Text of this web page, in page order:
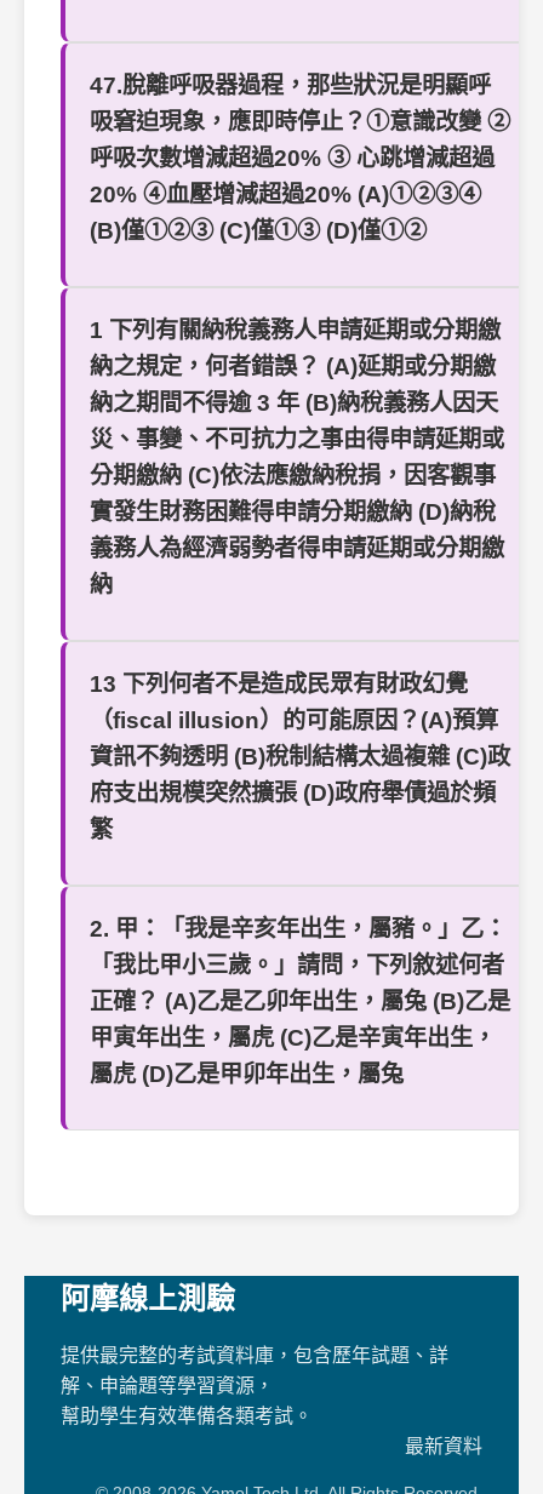
47.脫離呼吸器過程，那些狀況是明顯呼
吸窘迫現象，應即時停止？①意識改變 ②
呼吸次數增減超過20% ③ 心跳增減超過
20% ④血壓增減超過20% (A)①②③④
(B)僅①②③ (C)僅①③ (D)僅①②
1 下列有關納稅義務人申請延期或分期繳
納之規定，何者錯誤？ (A)延期或分期繳
納之期間不得逾 3 年 (B)納稅義務人因天
災、事變、不可抗力之事由得申請延期或
分期繳納 (C)依法應繳納稅捐，因客觀事
實發生財務困難得申請分期繳納 (D)納稅
義務人為經濟弱勢者得申請延期或分期繳
納
13 下列何者不是造成民眾有財政幻覺
（fiscal illusion）的可能原因？(A)預算
資訊不夠透明 (B)稅制結構太過複雜 (C)政
府支出規模突然擴張 (D)政府舉債過於頻
繁
2. 甲：「我是辛亥年出生，屬豬。」乙：
「我比甲小三歲。」請問，下列敘述何者
正確？ (A)乙是乙卯年出生，屬兔 (B)乙是
甲寅年出生，屬虎 (C)乙是辛寅年出生，
屬虎 (D)乙是甲卯年出生，屬兔
阿摩線上測驗
提供最完整的考試資料庫，包含歷年試題、詳
解、申論題等學習資源，
幫助學生有效準備各類考試。
最新資料